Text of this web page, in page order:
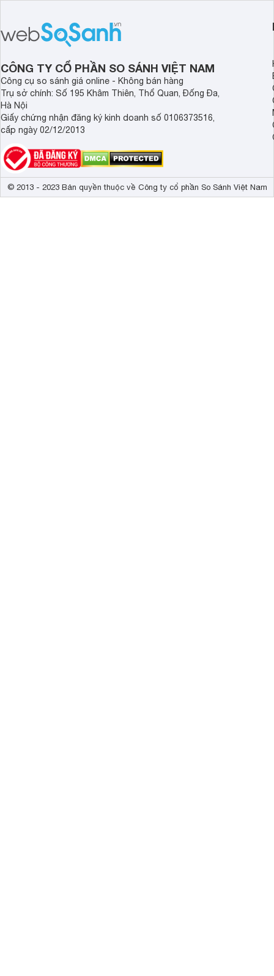
thủ đắc lực giúp giải phóng đôi tay,
mang lại sự thoải mái và sang trọng
trong từng khoảnh khắc quây quần.
luôn sạch bóng,
CÔNG TY CỔ PHẦN SO SÁNH VIỆT NAM
Công cụ so sánh giá online - Không bán hàng
Trụ sở chính: Số 195 Khâm Thiên, Thổ Quan, Đống Đa,
Hà Nội
Giấy chứng nhận đăng ký kinh doanh số 0106373516,
cấp ngày 02/12/2013
© 2013 - 2023 Bản quyền thuộc về Công ty cổ phần So Sánh Việt Nam